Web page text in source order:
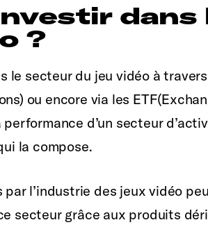
dans
?
le secteur du jeu vidéo à
ou encore via les
d’un secteur
la compose.
l’industrie des jeux vidéo
secteur grâce aux produits